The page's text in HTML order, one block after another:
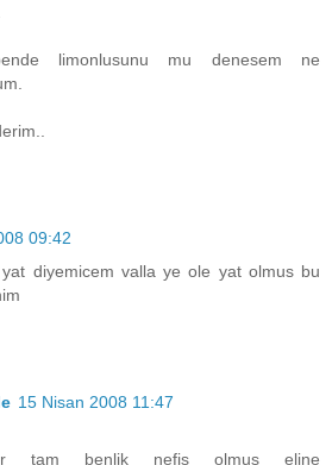
limonlusunu mu denesem ne
09:42
diyemicem valla ye ole yat olmus bu
15 Nisan 2008 11:47
tam benlik nefis olmuş eline